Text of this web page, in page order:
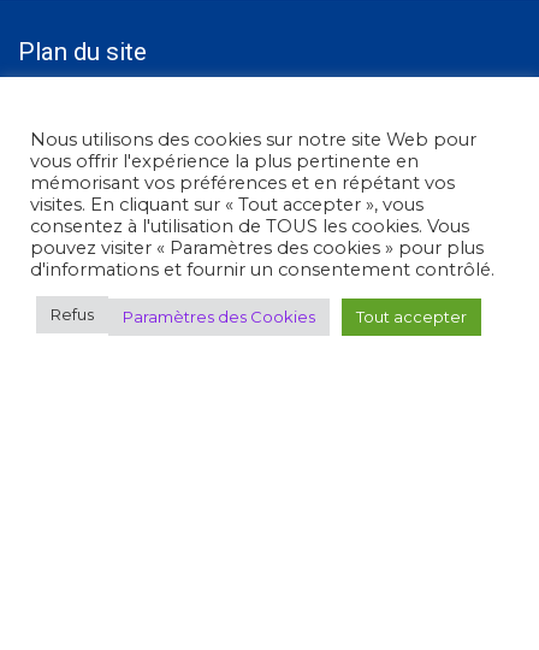
Plan du site
Découvrir le tir
Espace FFTir
Boutiques
Cibles couleurs
EDEN
Actualités
C.N.T.S.
Gestion Sportive
Compétitions
Nous utilisons des cookies sur notre site Web pour
vous offrir l'expérience la plus pertinente en
mémorisant vos préférences et en répétant vos
visites. En cliquant sur « Tout accepter », vous
consentez à l'utilisation de TOUS les cookies. Vous
pouvez visiter « Paramètres des cookies » pour plus
d'informations et fournir un consentement contrôlé.
Refus Paramètres des Cookies Tout accepter